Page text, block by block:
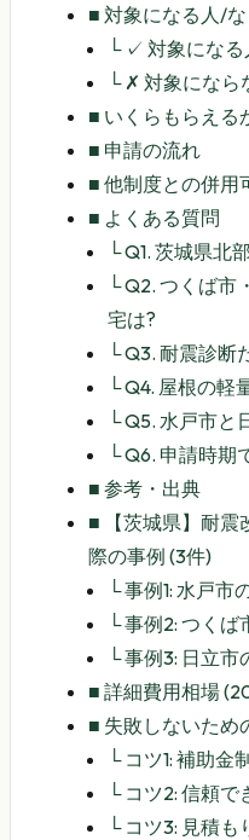
■ 対象になる人/な
└ ✓ 対象になる
└ ✗ 対象になら
■ いくらもらえる
■ 申請の流れ
■ 他制度との併用
■ よくある質問
└Q1. 茨城県北
└Q2. つくば市
宅は?
└Q3. 耐震診断
└Q4. 屋根の軽
└Q5. 水戸市と
└Q6. 申請時期
■ 参考・出典
■
【茨城県】耐
際の事例 (3件)
└事例1: 水戸市
└事例2: つくば
└事例3: 日立市
■ 詳細費用相場
■ 失敗しないため
└ コツ1: 補助金
└ コツ2: 信頼で
└ コツ3: 見積も